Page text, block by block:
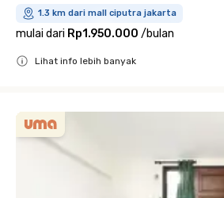
1.3 km dari mall ciputra jakarta
mulai dari Rp1.950.000 /bulan
Lihat info lebih banyak